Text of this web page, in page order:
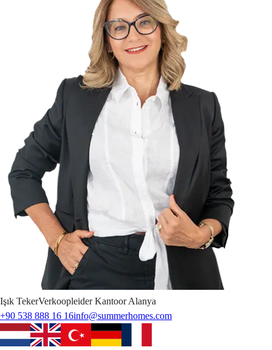
Işık TekerVerkoopleider Kantoor Alanya
+90 538 888 16 16info@summerhomes.com